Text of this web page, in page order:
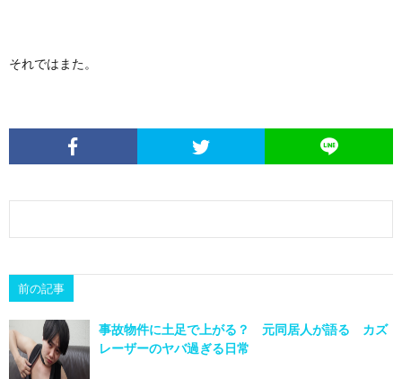
それではまた。
前の記事
事故物件に土足で上がる？ 元同居人が語る カズ
レーザーのヤバ過ぎる日常